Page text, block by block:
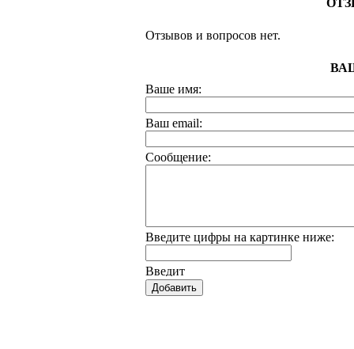
Отзывов и вопросов нет.
Ваше имя:
Ваш еmail:
Сообщение:
Введите цифры на картинке ниже: